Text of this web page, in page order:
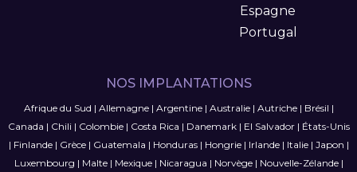
Espagne
Portugal
NOS IMPLANTATIONS
Afrique du Sud | Allemagne| Argentine| Australie| Autriche| Brésil |
Canada | Chili | Colombie| Costa Rica | Danemark| El Salvador| États-Unis
| Finlande| Grèce| Guatemala | Honduras| Hongrie| Irlande| Italie| Japon |
Luxembourg | Malte| Mexique| Nicaragua | Norvège| Nouvelle-Zélande|